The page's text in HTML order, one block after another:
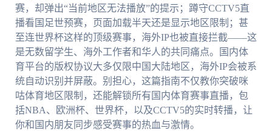
赛，却弹出“当前地区无法播放”的提示；蹲守CCTV5直
播看国足世预赛，页面加载半天还是显示地区限制；甚
至连世界杯这样的顶级赛事，海外IP也被直接拦截——这
是无数留学生、海外工作者和华人的共同痛点。国内体
育平台的版权协议大多仅限中国大陆地区，海外IP会被系
统自动识别并屏蔽。别担心，这篇指南不仅教你突破咪
咕体育地区限制，还能解锁所有国内体育赛事直播，包
括NBA、欧洲杯、世界杯，以及CCTV5的实时转播，让
你和国内朋友同步感受赛事的热血与激情。